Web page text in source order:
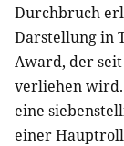
Durchbruch
Darstellung in
Award, der
verliehen
eine
einer